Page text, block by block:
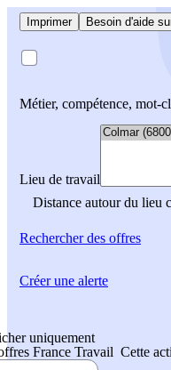
Imprimer Besoin d'aide
Métier, compétence, mot-
Lieu de travail
Distance autour du lieu
Rechercherdes offres
uniquement
France Travail Cette
Créer une alerte